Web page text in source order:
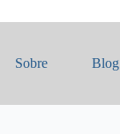
Sobre Blog